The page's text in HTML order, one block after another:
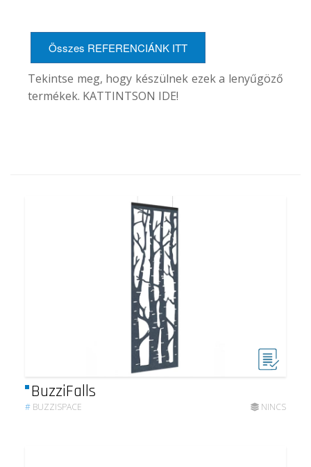
Összes REFERENCIÁNK ITT
Tekintse meg, hogy készülnek ezek a lenyűgöző
termékek. KATTINTSON IDE!
BuzziFalls
# BUZZISPACE NINCS